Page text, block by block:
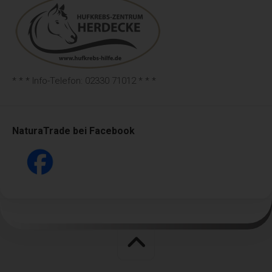
* * * Info-Telefon: 02330 71012 * * *
NaturaTrade bei Facebook
Internetbrowsern, die andere Cookies enthalten, zu
unterscheiden. Ein bestimmter Internetbrowser kann über die
eindeutige Cookie-ID wiedererkannt und identifiziert werden.
Durch den Einsatz von Cookies kann den Nutzern dieser
Internetseite nutzerfreundlichere Services bereitstellen, die
ohne die Cookie-Setzung nicht möglich wären.
Angebote auf unserer Internetseite im Sinne des Benutzers
optimiert werden. Cookies ermöglichen uns, wie bereits
erleichtern. Der Benutzer einer Internetseite, die Cookies
verwendet, muss beispielsweise nicht bei jedem Besuch der
von der Internetseite und dem auf dem Computersystem des
Benutzers abgelegten Cookie übernommen wird. Ein
weiteres Beispiel ist das Cookie eines Warenkorbes im
unsere Internetseite jederzeit mittels einer entsprechenden
damit der Setzung von Cookies dauerhaft widersprechen.